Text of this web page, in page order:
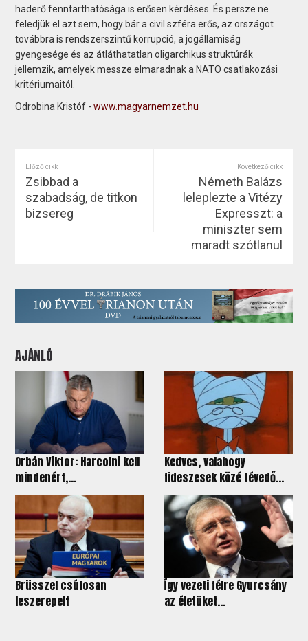
haderő fenntarthatósága is erősen kérdéses. És persze ne
feledjük el azt sem, hogy bár a civil szféra erős, az országot
továbbra is rendszerszintű korrupció, a jogállamiság
gyengesége és az átláthatatlan oligarchikus struktúrák
jellemzik, amelyek messze elmaradnak a NATO csatlakozási
kritériumaitól.
Odrobina Kristóf -www.magyarnemzet.hu
Előző cikk
Zsibbad a
szabadság, de titkon
bizsereg
Következő cikk
Németh Balázs
leleplezte a Vitézy
Expresszt: a
miniszter sem
maradt szótlanul
AJÁNLÓ
Orbán Viktor: Harcolni kell
mindenért,...
Kedves, valahogy
fideszesek közé tévedő...
Brüsszel csúfosan
leszerepelt
Így vezeti félre Gyurcsány
az életüket...